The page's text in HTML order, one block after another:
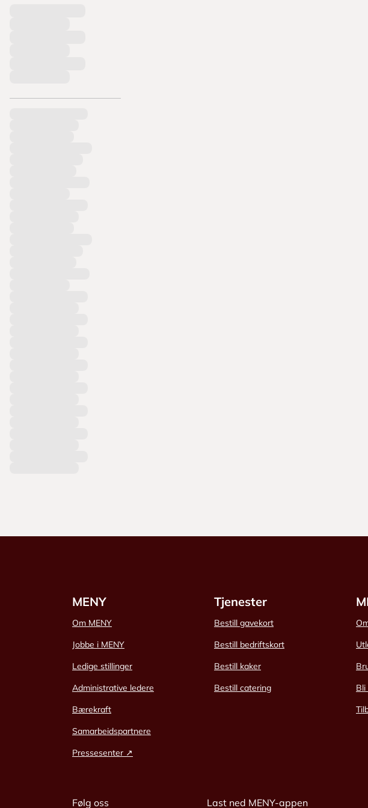
MENY
Om MENY
Jobbe i MENY
Ledige stillinger
Administrative ledere
Bærekraft
Samarbeidspartnere
Pressesenter ↗
Tjenester
Bestill gavekort
Bestill bedriftskort
Bestill kaker
Bestill catering
Bli
Følg oss Last ned MENY-appen